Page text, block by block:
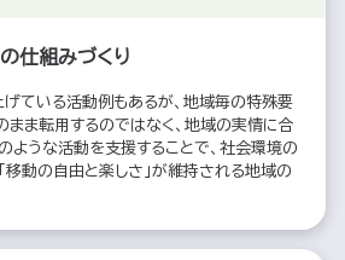
仕組みづくり
ている活動例もあるが、地域毎の特殊要
まま転用するのではなく、地域の実情に合
ような活動を支援することで、社会環境の
移動の自由と楽しさ」が維持される地域の